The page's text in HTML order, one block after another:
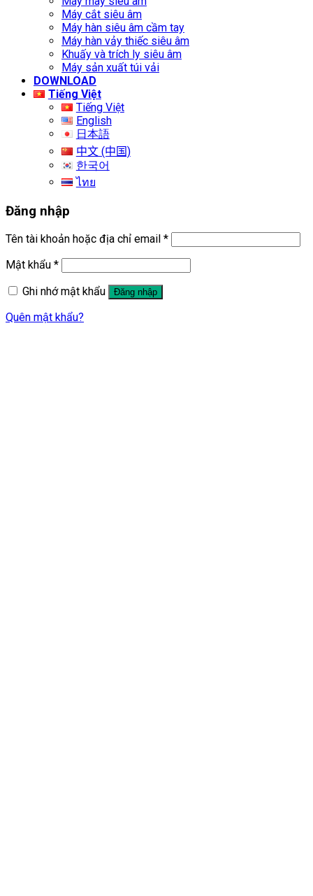
Máy cắt siêu âm
Máy hàn siêu âm cầm tay
Máy hàn vảy thiếc siêu âm
Khuấy và trích ly siêu âm
Máy sản xuất túi vải
DOWNLOAD
Tiếng Việt
Tiếng Việt
English
日本語
中文 (中国)
한국어
ไทย
Đăng nhập
Tên tài khoản hoặc địa chỉ email *
Mật khẩu *
Ghi nhớ mật khẩu
Đăng nhập
Quên mật khẩu?